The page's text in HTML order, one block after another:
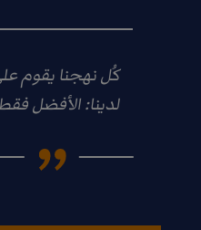
كُل نهجنا يقوم
لدينا: الأفضل